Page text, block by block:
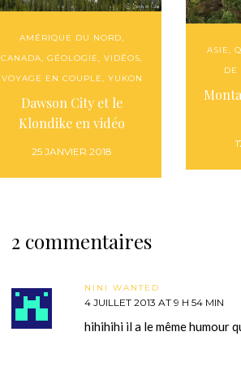
AMÉRIQUE DU NORD,
CANADA,GÉOLOGIE,VIDÉOS,
VOYAGE EN COUPLE, YUKON
Dawson City et le
Klondike en vidéo
25 JANVIER 2018
ASIE,
DE
2 commentaires
NINI WANTED
4 JUILLET 2013 AT 9 H 54 MIN
hihihihi il a le même humour